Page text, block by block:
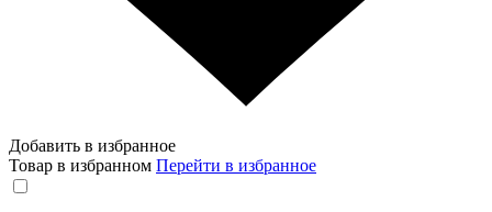
Добавить в избранное
Товар в избранном Перейти в избранное